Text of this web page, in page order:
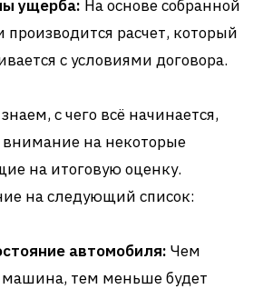
ущерба: На основе собранной
расчет, который
с условиями договора.
с чего всё начинается,
на некоторые
на итоговую оценку.
на следующий список:
автомобиля: Чем
машина, тем меньше будет